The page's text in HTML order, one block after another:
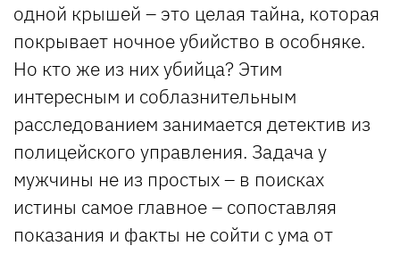
одной крышей – это целая тайна, которая
покрывает ночное убийство в особняке.
Но кто же из них убийца? Этим
интересным и соблазнительным
расследованием занимается детектив из
полицейского управления. Задача у
мужчины не из простых – в поисках
истины самое главное – сопоставляя
показания и факты не сойти с ума от